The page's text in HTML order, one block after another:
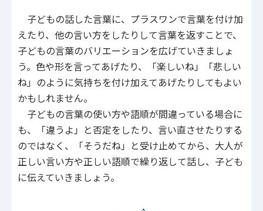
子どもの話した言葉に、プラスワンで言葉を付け加
えたり、他の言い方をしたりして言葉を返すことで、
子どもの言葉のバリエーションを広げていきましょ
う。色や形を言ってあげたり、「楽しいね」「悲しい
ね」のように気持ちを付け加えてあげたりしてもよい
かもしれません。
子どもの言葉の使い方や語順が間違っている場合に
も、「違うよ」と否定をしたり、言い直させたりする
のではなく、「そうだね」と受け止めてから、大人が
正しい言い方や正しい語順で繰り返して話し、子ども
に伝えていきましょう。